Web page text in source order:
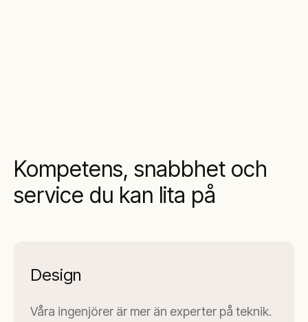
Kompetens, snabbhet och
service du kan lita på
Design
Våra ingenjörer är mer än experter på teknik.